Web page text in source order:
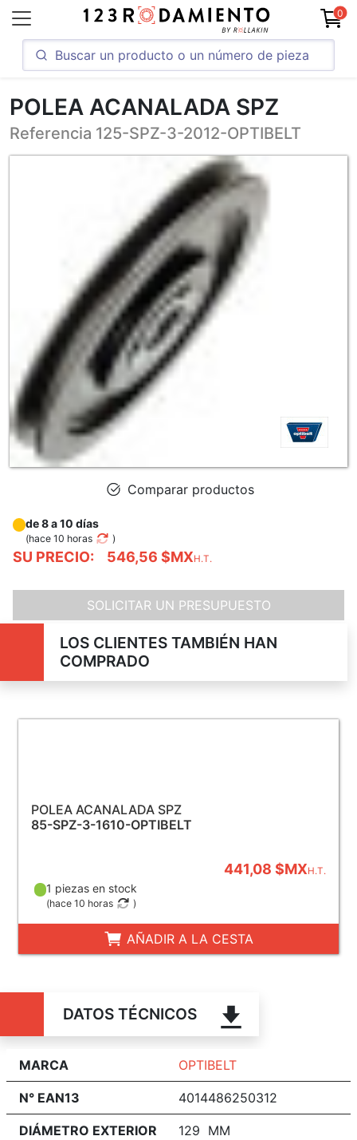
0
POLEA ACANALADA SPZ
Referencia 125-SPZ-3-2012-OPTIBELT
Comparar productos
SU PRECIO: 546,56 $MXH.T.
de 8 a 10 días
(hace 10 horas )
SOLICITAR UN PRESUPUESTO
LOS CLIENTES TAMBIÉN HAN
COMPRADO
POLEA ACANALADA SPZ
85-SPZ-3-1610-OPTIBELT
441,08 $MXH.T.
1 piezas en stock
(hace 10 horas )
AÑADIR A LA CESTA
DATOS TÉCNICOS
MARCA OPTIBELT
N° EAN13 4014486250312
DIÁMETRO EXTERIOR 129 MM